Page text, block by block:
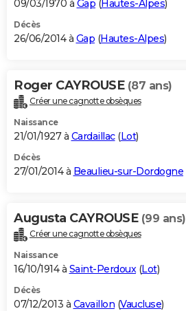
09/03/1970 à Gap (Hautes-Alpes)
Décès
26/06/2014 à Gap (Hautes-Alpes)
Roger CAYROUSE (87 ans)
Créer une cagnotte obsèques
Naissance
21/01/1927 à Cardaillac(Lot)
Décès
27/01/2014 à Beaulieu-sur-Dordogne
Augusta CAYROUSE (99 ans)
Créer une cagnotte obsèques
Naissance
16/10/1914 à Saint-Perdoux(Lot)
Décès
07/12/2013 à Cavaillon (Vaucluse)